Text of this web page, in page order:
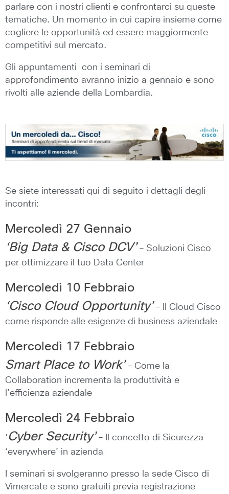
parlare con i nostri clienti e confrontarci su queste
tematiche. Un momento in cui capire insieme come
cogliere le opportunità ed essere maggiormente
competitivi sul mercato.
Gli appuntamenti con i seminari di
approfondimento avranno inizio a gennaio e sono
rivolti alle aziende della Lombardia.
Se siete interessati qui di seguito i dettagli degli
incontri:
Mercoledì 27 Gennaio
‘Big Data & Cisco DCV’ – Soluzioni Cisco
per ottimizzare il tuo Data Center
Mercoledì 10 Febbraio
‘Cisco Cloud Opportunity’ – Il Cloud Cisco
come risponde alle esigenze di business aziendale
Mercoledì 17 Febbraio
Smart Place to Work’ – Come la
Collaboration incrementa la produttività e
l’efficienza aziendale
Mercoledì 24 Febbraio
‘Cyber Security’ – Il concetto di Sicurezza
‘everywhere’ in azienda
I seminari si svolgeranno presso la sede Cisco di
Vimercate e sono gratuiti previa registrazione